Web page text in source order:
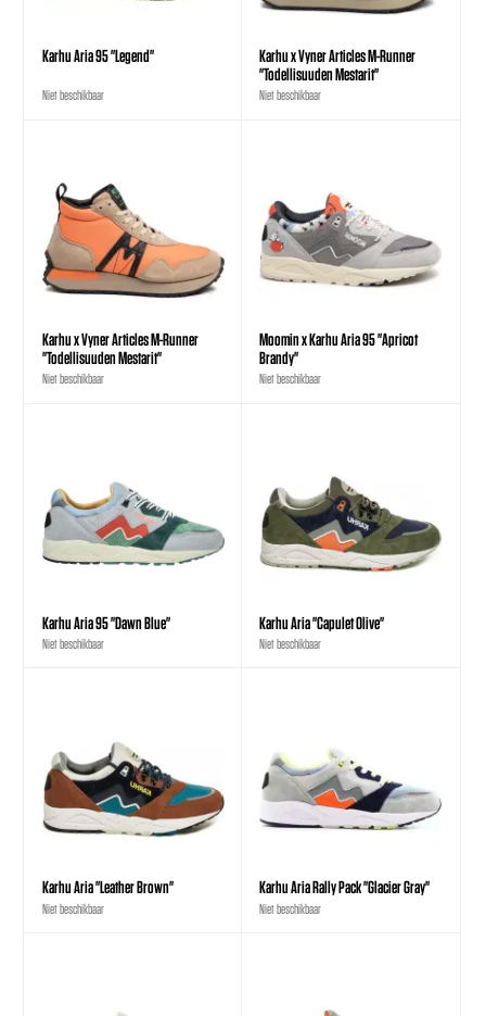
Karhu Aria 95 "Legend"
Niet beschikbaar
Karhu x Vyner Articles M-Runner
"Todellisuuden Mestarit"
Niet beschikbaar
Karhu x Vyner Articles M-Runner
"Todellisuuden Mestarit"
Niet beschikbaar
Moomin x Karhu Aria 95 "Apricot
Brandy"
Niet beschikbaar
Karhu Aria 95 "Dawn Blue"
Niet beschikbaar
Karhu Aria "Capulet Olive"
Niet beschikbaar
Karhu Aria "Leather Brown"
Niet beschikbaar
Karhu Aria Rally Pack "Glacier Gray"
Niet beschikbaar